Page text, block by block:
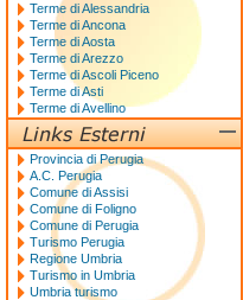
Terme di Alessandria
Terme di Ancona
Terme di Aosta
Terme di Arezzo
Terme di Ascoli Piceno
Terme di Asti
Terme di Avellino
Provincia di Perugia
A.C. Perugia
Comune di Assisi
Comune di Foligno
Comune di Perugia
Turismo Perugia
Regione Umbria
Turismo in Umbria
Umbria turismo